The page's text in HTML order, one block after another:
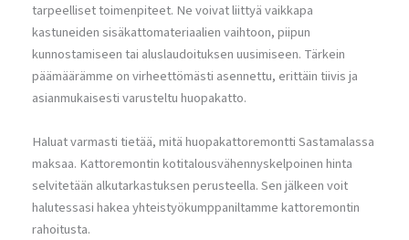
tarpeelliset toimenpiteet. Ne voivat liittyä vaikkapa
kastuneiden sisäkattomateriaalien vaihtoon, piipun
kunnostamiseen tai aluslaudoituksen uusimiseen. Tärkein
päämäärämme on virheettömästi asennettu, erittäin tiivis ja
asianmukaisesti varusteltu huopakatto.
Haluat varmasti tietää, mitä huopakattoremontti Sastamalassa
maksaa. Kattoremontin kotitalousvähennyskelpoinen hinta
selvitetään alkutarkastuksen perusteella. Sen jälkeen voit
halutessasi hakea yhteistyökumppaniltamme kattoremontin
rahoitusta.